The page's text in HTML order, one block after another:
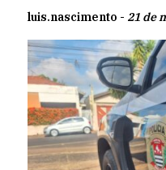
luis.nascimento - 21 de